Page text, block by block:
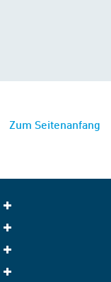
Zum Seitenanfang